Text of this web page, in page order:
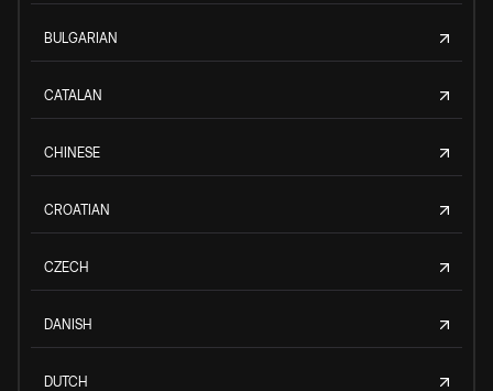
BULGARIAN
CATALAN
CHINESE
CROATIAN
CZECH
DANISH
DUTCH